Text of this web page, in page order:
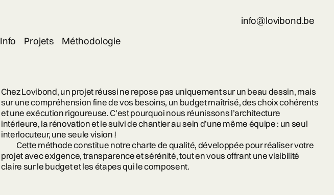
Info Projets Méthodologie
info@lovibond.be
Chez Lovibond, un projet réussi ne repose pas uniquement sur un beau dessin, mais
sur une compréhension fine de vos besoins, un budget maîtrisé, des choix cohérents
et une exécution rigoureuse. C’est pourquoi nous réunissons l’architecture
intérieure, la rénovation et le suivi de chantier au sein d’une même équipe : un seul
interlocuteur, une seule vision !
Cette méthode constitue notre charte de qualité, développée pour réaliser votre
projet avec exigence, transparence et sérénité, tout en vous offrant une visibilité
claire sur le budget et les étapes qui le composent.